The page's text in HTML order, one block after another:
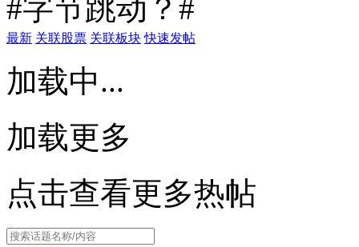
#字节跳动？#
最新 关联股票 关联板块 快速发帖
加载中...
加载更多
点击查看更多热帖